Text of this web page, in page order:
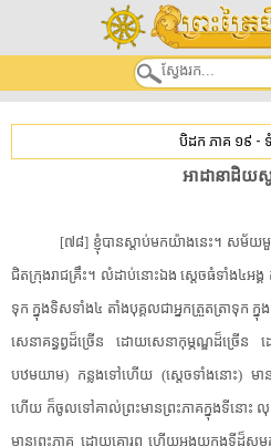
បិដក ភាគ ១៩ -
អាដានាដិយ​
[​៧៨​]​ ​ខ្ញុំ​បាន​ស្តាប់​មក​យ៉ាងនេះ​។​ ​សម័យមួ
ជិត​ក្រុង​រាជគ្រឹះ​។​ ​លំដាប់នោះ​ឯង​ ​ស្តេច​ធំ​ទាំង៤អង្
ទុក​ ​ក្នុង​ទិស​ទាំង៤​ ​តាំង​បុគ្គល​ជា​អ្នកត្រួត​ត្រាទុក​
សេនា​គន្ធព្វ​ដ៏​ច្រើន​ ​ដោយ​សេនា​កុម្ភណ្ឌ​ដ៏​ច្រើន​
បឋមយាម​)​ ​កន្លងទៅ​ហើយ​ ​(​ស្តេច​ទាំងនោះ​)​ ​មាន​
ហើយ​ ​ក៏​ចូល​ទៅ​គាល់​ព្រះមានព្រះភាគ​ក្នុង​ទីនោះ​
មានព្រះភាគ​ ​ដោយ​គោរព​ ​ហើយ​អង្គុយ​ក្នុង​ទី​ដ៏​សមគួ